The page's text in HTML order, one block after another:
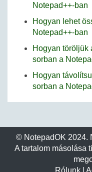
Notepad++-ban
Hogyan lehet
Notepad++-ban
Hogyan töröljük
sorban a
Hogyan
sorban a
© NotepadOK 2024.
A tartalom másolása
Rólunk